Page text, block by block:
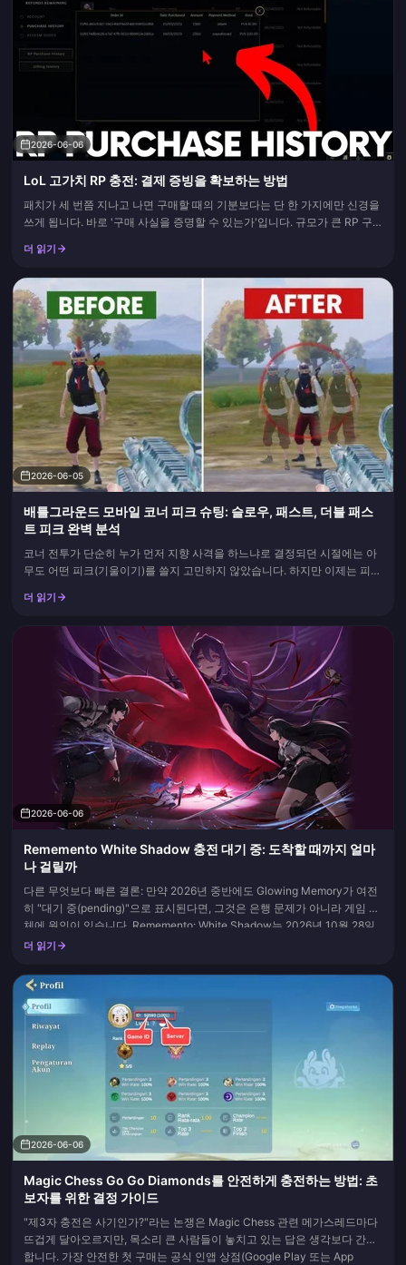
2026-06-06
LoL 고가치 RP 충전: 결제 증빙을 확보하는 방법
패치가 세 번쯤 지나고 나면 구매할 때의 기분보다는 단 한 가지에만 신경을
쓰게 됩니다. 바로 '구매 사실을 증명할 수 있는가'입니다. 규모가 큰 RP 구
확인 이메일, 그리고 RP가 지급되었음을 보여주는 클라이언트 내 구매 내역
더 읽기
2026-06-05
배틀그라운드 모바일 코너 피크 슈팅: 슬로우, 패스트, 더블 패스
트 피크 완벽 분석
코너 전투가 단순히 누가 먼저 지향 사격을 하느냐로 결정되던 시절에는 아
무도 어떤 피크(기울이기)를 쓸지 고민하지 않았습니다. 하지만 이제는 피크
천히 몸을 기울여 안전하게 정보를 얻는 기술입니다. 패스트 피크는 빠르게
더 읽기
2026-06-06
Rememento White Shadow 충전 대기 중: 도착할 때까지 얼마
나 걸릴까
다른 무엇보다 빠른 결론: 만약 2026년 중반에도 Glowing Memory가 여전
히 "대기 중(pending)"으로 표시된다면, 그것은 은행 문제가 아니라 게임 자
체에 원인이 있습니다. Rememento: White Shadow는 2026년 10월 28일
에 서비스 중단을 발표하고 유료 Glowing Memory 판매를 중단했습니다.
더 읽기
2026-06-06
Magic Chess Go Go Diamonds를 안전하게 충전하는 방법: 초
보자를 위한 결정 가이드
"제3자 충전은 사기인가?"라는 논쟁은 Magic Chess 관련 메가스레드마다
뜨겁게 달아오르지만, 목소리 큰 사람들이 놓치고 있는 답은 생각보다 간단
합니다. 가장 안전한 첫 구매는 공식 인앱 상점(Google Play 또는 App